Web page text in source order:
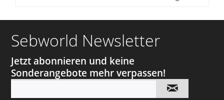
Sebworld Newsletter
Jetzt abonnieren und keine
Sonderangebote mehr verpassen!